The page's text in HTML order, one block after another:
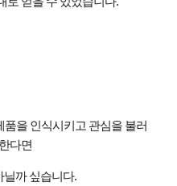
품을 인식시키고 관심을 불러
다면
닐까 싶습니다.